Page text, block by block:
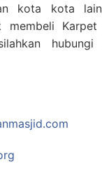
kota kota
membeli
hubungi